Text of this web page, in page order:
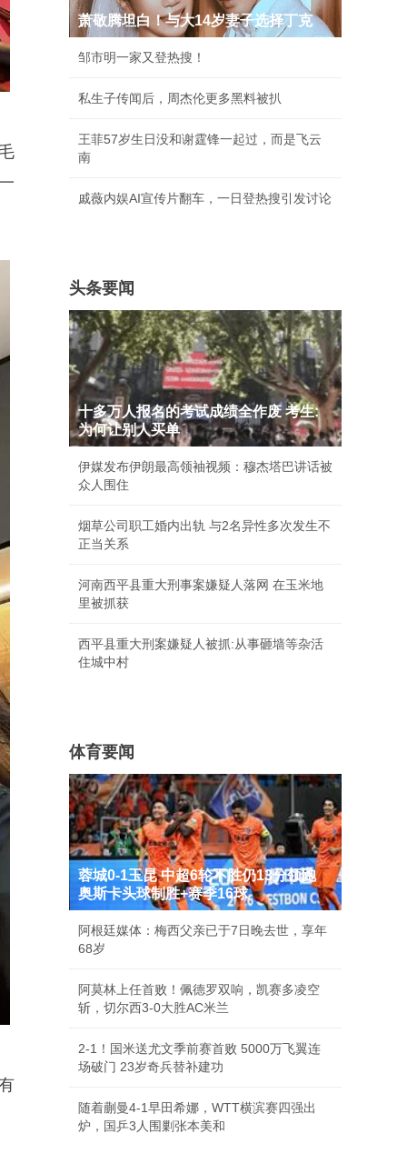
萧敬腾坦白！与大14岁妻子选择丁克
邹市明一家又登热搜！
私生子传闻后，周杰伦更多黑料被扒
王菲57岁生日没和谢霆锋一起过，而是飞云
南
戚薇内娱AI宣传片翻车，一日登热搜引发讨论
头条要闻
十多万人报名的考试成绩全作废 考生:
为何让别人买单
伊媒发布伊朗最高领袖视频：穆杰塔巴讲话被
众人围住
烟草公司职工婚内出轨 与2名异性多次发生不
正当关系
河南西平县重大刑事案嫌疑人落网 在玉米地
里被抓获
西平县重大刑案嫌疑人被抓:从事砸墙等杂活
住城中村
体育要闻
蓉城0-1玉昆 中超6轮不胜仍13分领跑
奥斯卡头球制胜+赛季16球
阿根廷媒体：梅西父亲已于7日晚去世，享年
68岁
阿莫林上任首败！佩德罗双响，凯赛多凌空
斩，切尔西3-0大胜AC米兰
2-1！国米送尤文季前赛首败 5000万飞翼连
场破门 23岁奇兵替补建功
随着蒯曼4-1早田希娜，WTT横滨赛四强出
炉，国乒3人围剿张本美和